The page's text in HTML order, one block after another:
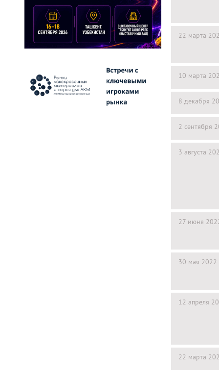
22 марта
10 марта
8 декабря
2 сентября
3 августа
27 июня
30 мая 2022
12 апреля
22 марта